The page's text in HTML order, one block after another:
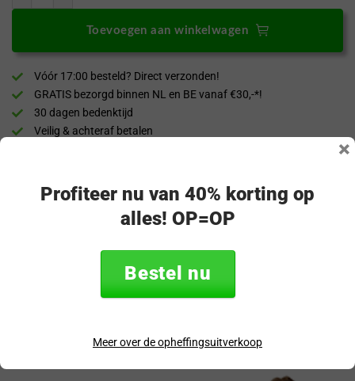
Toevoegen aan winkelwagen
Vóór 17:00 besteld? Direct verzonden!
GRATIS bezorgd binnen NL en BE vanaf €30,-*!
30 dagen bedenktijd
Veilig & achteraf betalen
Verzending & retourneren
Profiteer nu van 40% korting op
alles! OP=OP
Bestel nu
Meer over de opheffingsuitverkoop
×